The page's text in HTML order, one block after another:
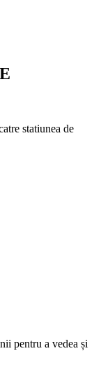
statiunea de
pentru a vedea și